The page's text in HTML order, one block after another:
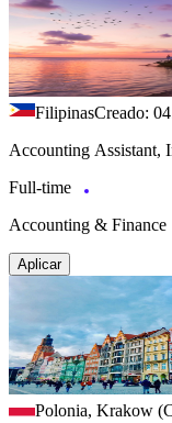
FilipinasCreado:
Accounting Assistant,
Full-time
Accounting & Finance
Aplicar
Polonia, Krakow